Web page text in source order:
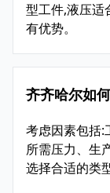
型工件,液压适
有优势。
齐齐哈尔如
考虑因素包括:
所需压力、生
选择合适的类